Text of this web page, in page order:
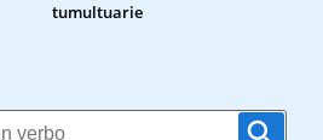
tumultuarie